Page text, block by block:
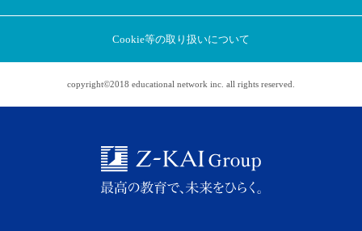
アプリに切り替えてみませんか
アプリ限定のコラムを配信中！
Cookie等の取り扱いについて
copyright©2018 educational network inc. all rights reserved.